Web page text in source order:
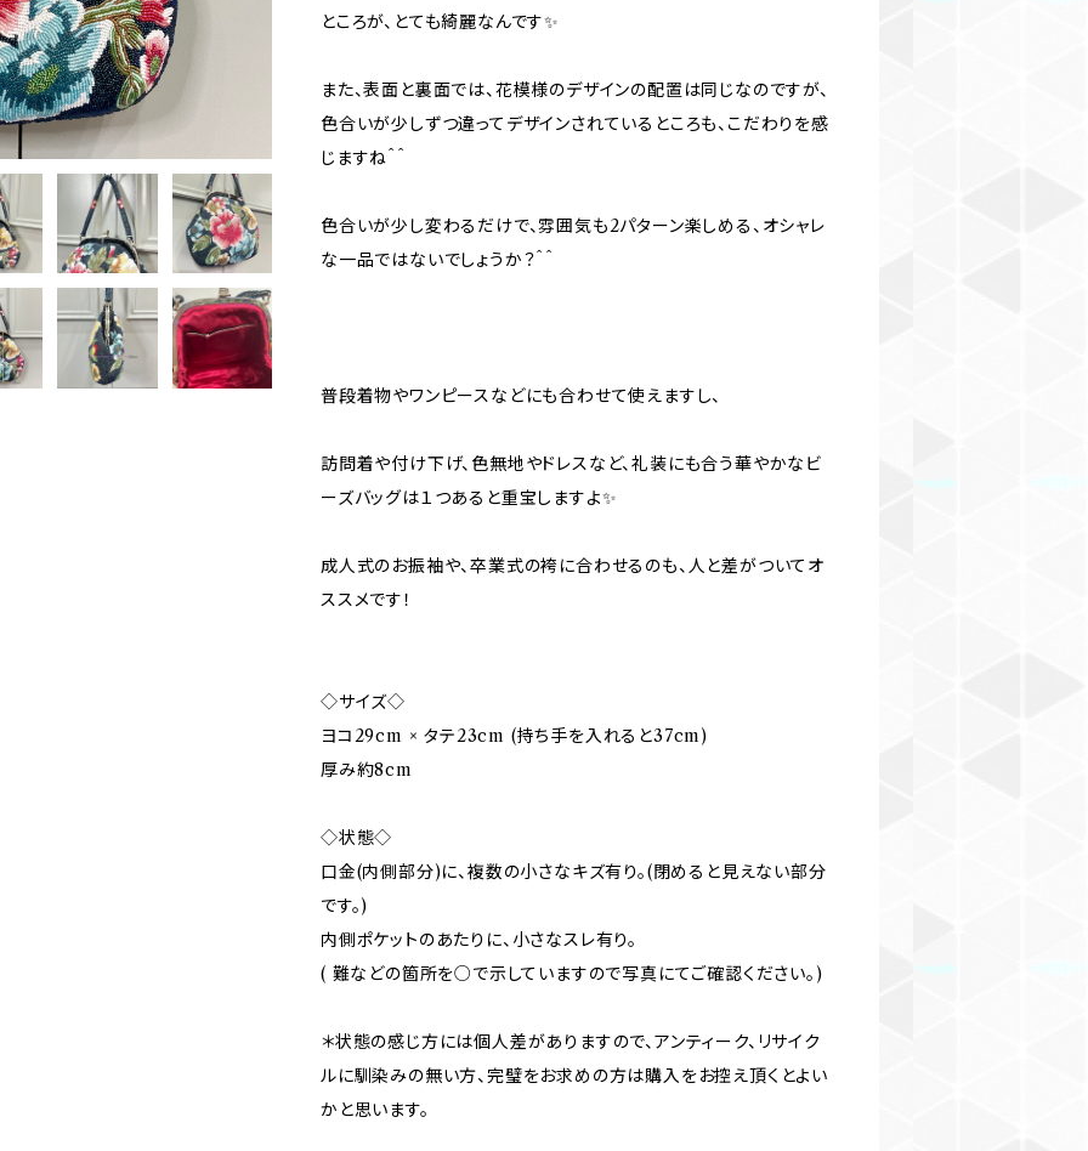
ところが、とても綺麗なんです✨
また、表面と裏面では、花模様のデザインの配置は同じなのですが、
色合いが少しずつ違ってデザインされているところも、こだわりを感
じますね＾＾
色合いが少し変わるだけで、雰囲気も2パターン楽しめる、オシャレ
な一品ではないでしょうか？＾＾
普段着物やワンピースなどにも合わせて使えますし、
訪問着や付け下げ、色無地やドレスなど、礼装にも合う華やかなビ
ーズバッグは１つあると重宝しますよ✨
成人式のお振袖や、卒業式の袴に合わせるのも、人と差がついてオ
ススメです！
◇サイズ◇
ヨコ29cm × タテ23cm (持ち手を入れると37cm)
厚み約8cm
◇状態◇
口金(内側部分)に、複数の小さなキズ有り。(閉めると見えない部分
です。)
内側ポケットのあたりに、小さなスレ有り。
( 難などの箇所を○で示していますので写真にてご確認ください。)
＊状態の感じ方には個人差がありますので、アンティーク、リサイク
ルに馴染みの無い方、完璧をお求めの方は購入をお控え頂くとよい
かと思います。